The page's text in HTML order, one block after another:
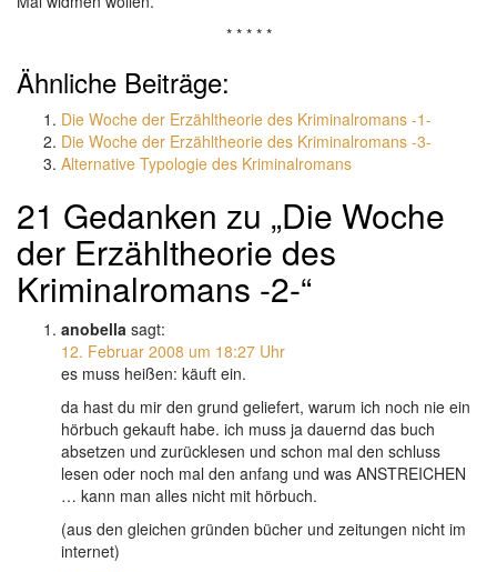
* * * * *
Ähnliche Beiträge:
Die Woche der Erzähltheorie des Kriminalromans -1-
Die Woche der Erzähltheorie des Kriminalromans -3-
Alternative Typologie des Kriminalromans
21 Gedanken zu „Die Woche
der Erzähltheorie des
Kriminalromans -2-“
anobella sagt:
12. Februar 2008 um 18:27 Uhr
es muss heißen: käuft ein.
da hast du mir den grund geliefert, warum ich noch nie ein
hörbuch gekauft habe. ich muss ja dauernd das buch
absetzen und zurücklesen und schon mal den schluss
lesen oder noch mal den anfang und was ANSTREICHEN
… kann man alles nicht mit hörbuch.
(aus den gleichen gründen bücher und zeitungen nicht im
internet)